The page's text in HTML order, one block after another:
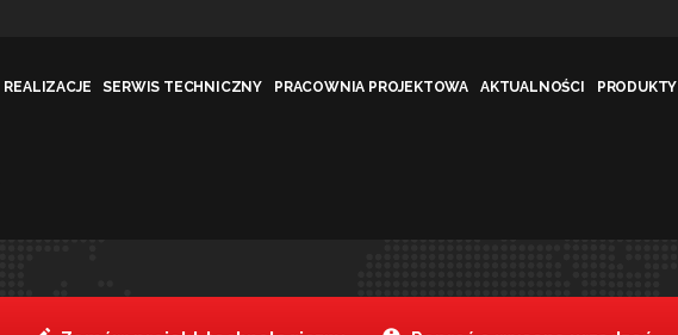
REALIZACJE SERWIS TECHNICZNY PRACOWNIA PROJEKTOWA AKTUALNOŚCI PRODUKTY